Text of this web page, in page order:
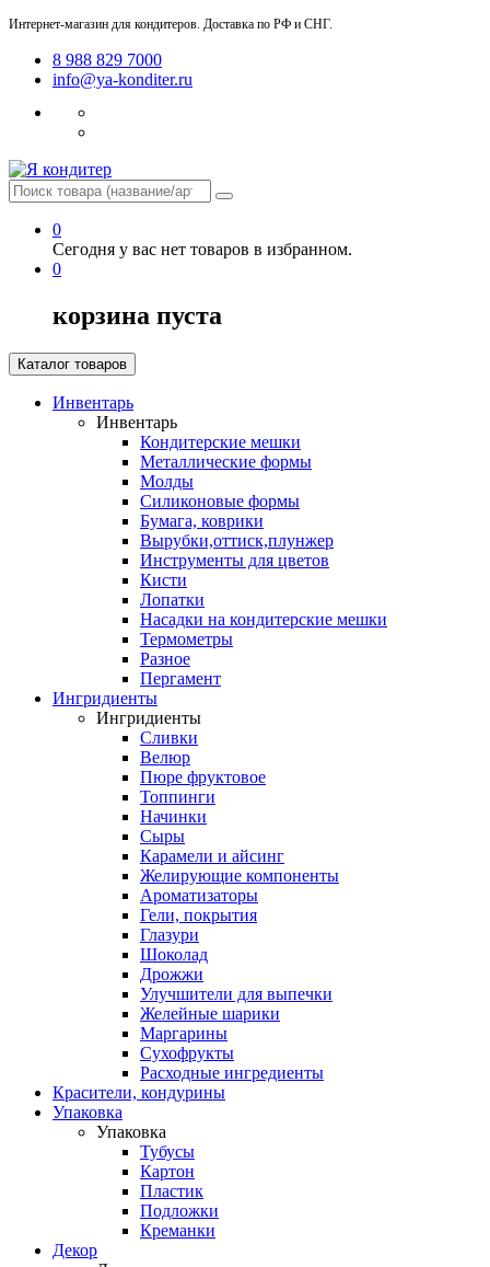
Интернет-магазин для кондитеров. Доставка по РФ и СНГ.
8 988 829 7000
info@ya-konditer.ru
0
Сегодня у вас нет товаров в избранном.
0
корзина пуста
Каталог товаров
Инвентарь
Инвентарь
Кондитерские мешки
Металлические формы
Молды
Силиконовые формы
Бумага, коврики
Вырубки,оттиск,плунжер
Инструменты для цветов
Кисти
Лопатки
Насадки на кондитерские мешки
Термометры
Разное
Пергамент
Ингридиенты
Ингридиенты
Сливки
Велюр
Пюре фруктовое
Топпинги
Начинки
Сыры
Карамели и айсинг
Желирующие компоненты
Ароматизаторы
Гели, покрытия
Глазури
Шоколад
Дрожжи
Улучшители для выпечки
Желейные шарики
Маргарины
Сухофрукты
Расходные ингредиенты
Красители, кондурины
Упаковка
Упаковка
Тубусы
Картон
Пластик
Подложки
Креманки
Декор